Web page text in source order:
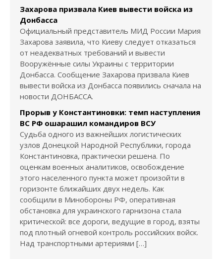
Захарова призвала Киев вывести войска из
Донбасса
Официальный представитель МИД России Мария
Захарова заявила, что Киеву следует отказаться
от неадекватных требований и вывести
Вооружённые силы Украины с территории
Донбасса. Сообщение Захарова призвала Киев
вывести войска из Донбасса появились сначала на
новости ДОНБАССА.
Прорыв у Константиновки: темп наступления
ВС РФ ошарашил командиров ВСУ
Судьба одного из важнейших логистических
узлов Донецкой Народной Республики, города
Константиновка, практически решена. По
оценкам военных аналитиков, освобождение
этого населенного пункта может произойти в
горизонте ближайших двух недель. Как
сообщили в Минобороны РФ, оперативная
обстановка для украинского гарнизона стала
критической: все дороги, ведущие в город, взяты
под плотный огневой контроль российских войск.
Над транспортными артериями […]